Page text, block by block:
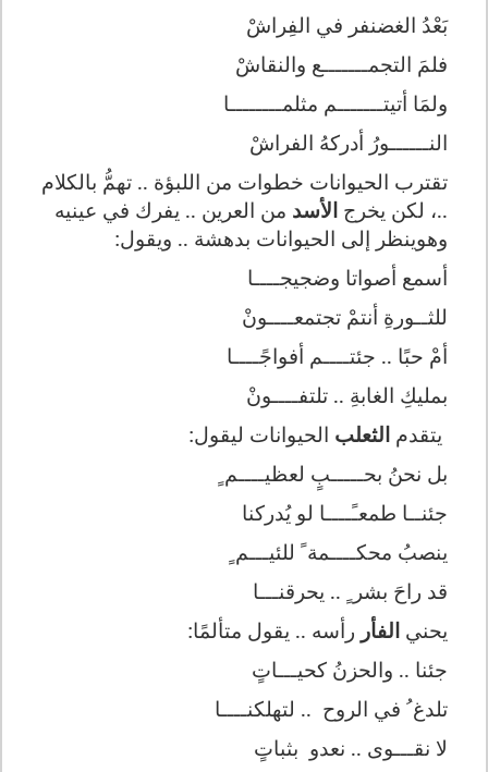
بَعْدُ الغضنفر في الفِراشْ
فلمَ التجمـــــــع والنقاشْ
ولمَا أتيتـــــــم مثلمــــــــا
النــــــورُ أدركهُ الفراشْ
تقترب الحيوانات خطوات من اللبؤة .. تهمُّ بالكلام
..، لكن يخرج الأسد من العرين .. يفرك في عينيه
وهوينظر إلى الحيوانات بدهشة .. ويقول:
أسمع أصواتا وضجيجــــا
للثــورةِ أنتمْ تجتمعــــونْ
أمْ حبًا .. جئتــــم أفواجًــــا
بمليكِ الغابةِ .. تلتفــــونْ
يتقدم الثعلب الحيوانات ليقول:
بل نحنُ بحـــــبٍ لعظيــــم ٍ
جئنــا طمعـًــــا لو يُدركنا
ينصبُ محكــــمة ً للئيـــم ٍ
قد راحَ بشر ٍ .. يحرقنـــا
يحني الفأر رأسه .. يقول متألمًا:
جئنا .. والحزنُ كحيـــاتٍ
تلدغ ُ في الروح .. لتهلكنــــا
لا نقـــوى .. نعدو بثباتٍ